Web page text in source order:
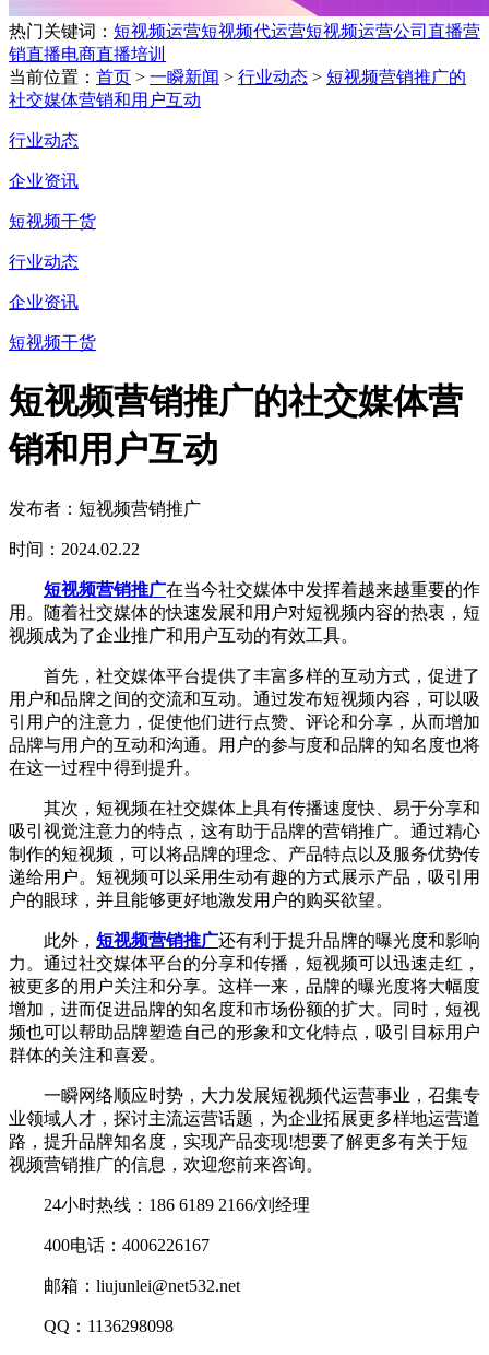
热门关键词： 短视频运营短视频代运营短视频运营公司 直播营
销直播电商直播培训
当前位置： 首页 > 一瞬新闻 > 行业动态 > 短视频营销推广的
社交媒体营销和用户互动
行业动态
企业资讯
短视频干货
行业动态
企业资讯
短视频干货
短视频营销推广的社交媒体营
销和用户互动
发布者：短视频营销推广
时间：2024.02.22
短视频营销推广在当今社交媒体中发挥着越来越重要的作
用。随着社交媒体的快速发展和用户对短视频内容的热衷，短
视频成为了企业推广和用户互动的有效工具。
首先，社交媒体平台提供了丰富多样的互动方式，促进了
用户和品牌之间的交流和互动。通过发布短视频内容，可以吸
引用户的注意力，促使他们进行点赞、评论和分享，从而增加
品牌与用户的互动和沟通。用户的参与度和品牌的知名度也将
在这一过程中得到提升。
其次，短视频在社交媒体上具有传播速度快、易于分享和
吸引视觉注意力的特点，这有助于品牌的营销推广。通过精心
制作的短视频，可以将品牌的理念、产品特点以及服务优势传
递给用户。短视频可以采用生动有趣的方式展示产品，吸引用
户的眼球，并且能够更好地激发用户的购买欲望。
此外， 短视频营销推广还有利于提升品牌的曝光度和影响
力。通过社交媒体平台的分享和传播，短视频可以迅速走红，
被更多的用户关注和分享。这样一来，品牌的曝光度将大幅度
增加，进而促进品牌的知名度和市场份额的扩大。同时，短视
频也可以帮助品牌塑造自己的形象和文化特点，吸引目标用户
群体的关注和喜爱。
一瞬网络顺应时势，大力发展短视频代运营事业，召集专
业领域人才，探讨主流运营话题，为企业拓展更多样地运营道
路，提升品牌知名度，实现产品变现!想要了解更多有关于短
视频营销推广的信息，欢迎您前来咨询。
24小时热线：186 6189 2166/刘经理
400电话：4006226167
邮箱：liujunlei@net532.net
QQ：1136298098